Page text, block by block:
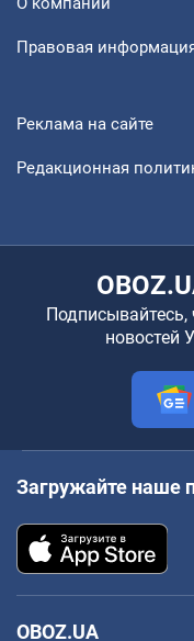
Правовая
Реклама на сайте
Редакционная
новостей
Загружайте наше
OBOZ.UA